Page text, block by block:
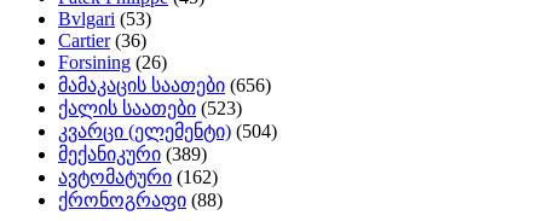
Bvlgari (53)
Cartier (36)
Forsining (26)
მამაკაცის საათები (656)
ქალის საათები (523)
კვარცი (ელემენტი) (504)
მექანიკური (389)
ავტომატური (162)
ქრონოგრაფი (88)